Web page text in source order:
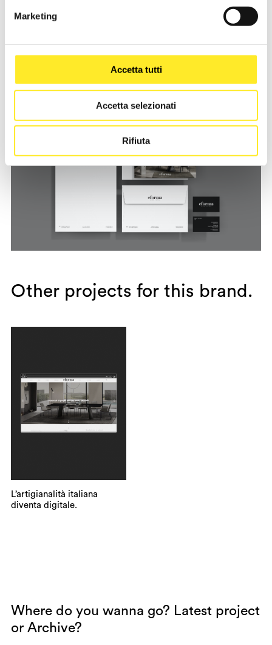
Marketing
Accetta tutti
Accetta selezionati
Rifiuta
voluto affermare l’origine del
design di Eforma, scegliendo di
non perdere l’italianità del
linguaggio, senza perdere di vista
il suo pubblico worldwide.
Other projects for this brand.
L’artigianalità italiana
diventa digitale.
Where do you wanna go? Latest project
or Archive?